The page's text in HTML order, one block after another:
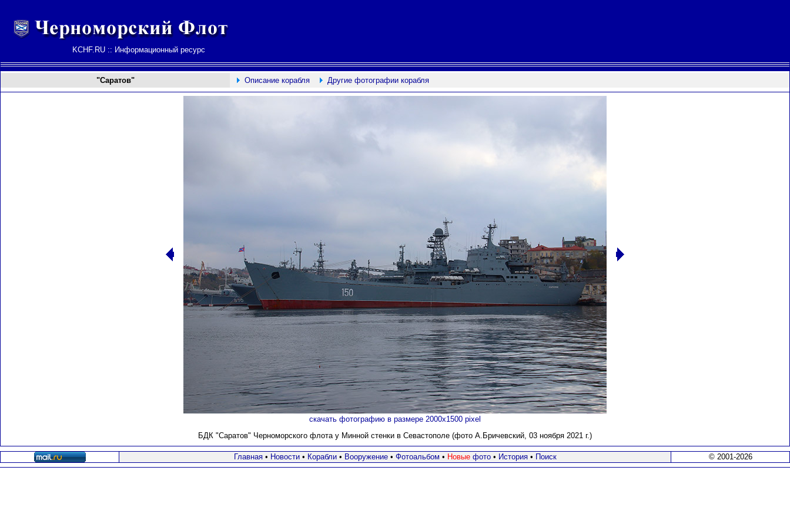
KCHF.RU :: Информационный ресурс
"Саратов" Описание корабля Другие фотографии корабля
скачать фотографию в размере 2000х1500 pixel
БДК "Саратов" Черноморского флота у Минной стенки в Севастополе (фото А.Бричевский, 03 ноября 2021 г.)
Главная• Новости• Корабли• Вооружение • Фотоальбом • Новыефото • История• Поиск © 2001-2026